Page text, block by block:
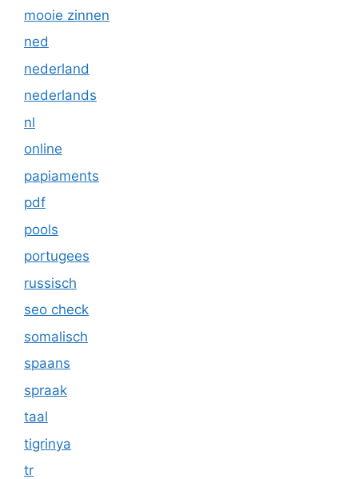
mooie zinnen
ned
nederland
nederlands
nl
online
papiaments
pdf
pools
portugees
russisch
seo check
somalisch
spaans
spraak
taal
tigrinya
tr